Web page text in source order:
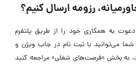
رزومه ارسال کنیم؟
دعوت به همکاری خود را از طریق پلتفرم
می‌توانید با ثبت نام در جاب ویژن و
به بخش «فرصت‌های شغلی» مراجعه کنید